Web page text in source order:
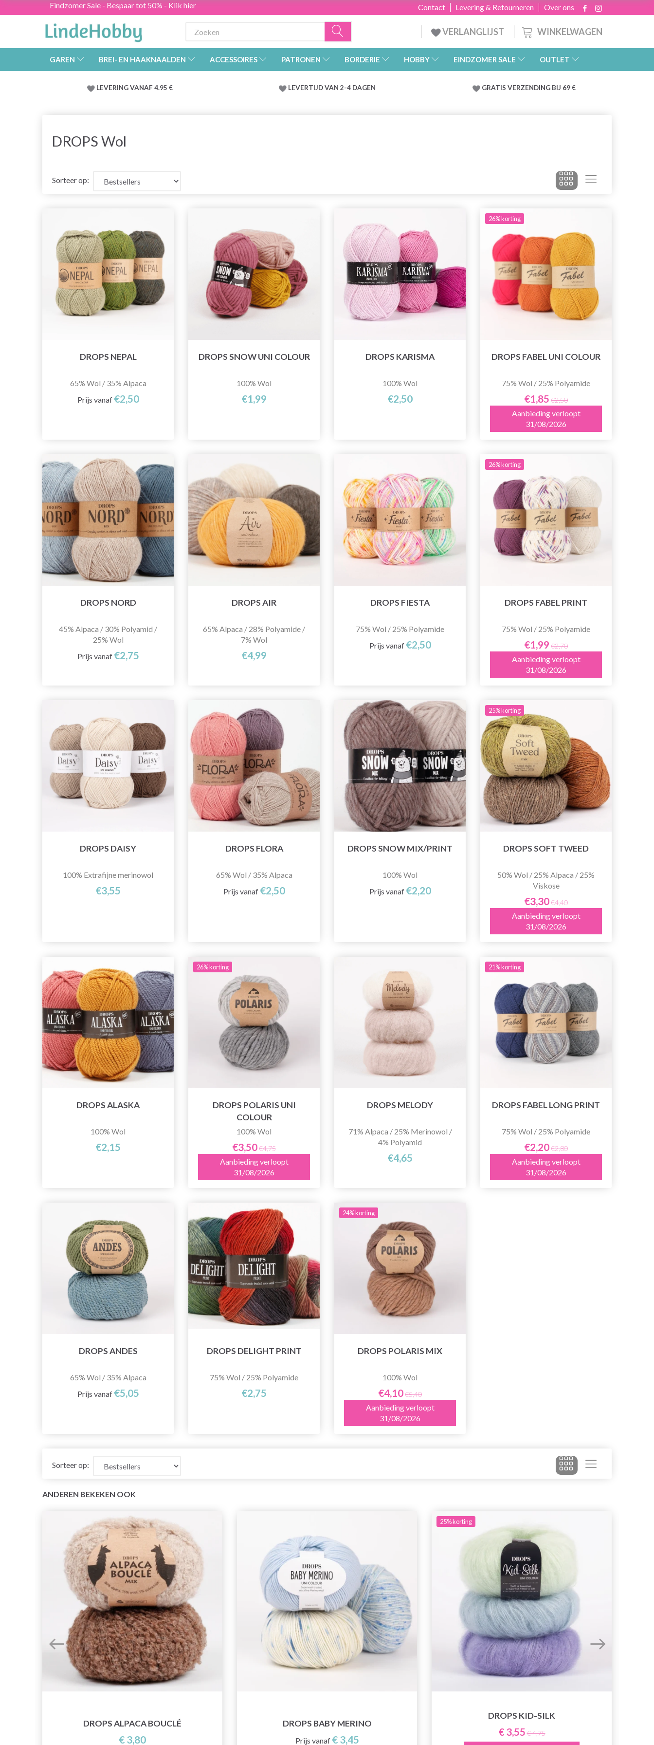
Eindzomer Sale - Bespaar tot 50% - Klik hier Over ons
Levering & Retourneren
Contact
WINKELWAGEN
VERLANGLIJST
GAREN BREI- EN HAAKNAALDEN ACCESSOIRES PATRONEN BORDERIE HOBBY EINDZOMER SALE OUTLET
LEVERING VANAF 4.95 € LEVERTIJD VAN 2-4 DAGEN GRATIS VERZENDING BIJ 69 €
DROPS Wol
Sorteer op:
DROPS NEPAL
65% Wol / 35% Alpaca
Prijs vanaf €2,50
DROPS SNOW UNI COLOUR
100% Wol
€1,99
DROPS KARISMA
100% Wol
€2,50
26% korting
DROPS FABEL UNI COLOUR
75% Wol / 25% Polyamide
€1,85 €2,50
Aanbieding verloopt
31/08/2026
DROPS NORD
45% Alpaca / 30% Polyamid /
25% Wol
Prijs vanaf €2,75
DROPS AIR
65% Alpaca / 28% Polyamide /
7% Wol
€4,99
DROPS FIESTA
75% Wol / 25% Polyamide
Prijs vanaf €2,50
26% korting
DROPS FABEL PRINT
75% Wol / 25% Polyamide
€1,99 €2,70
Aanbieding verloopt
31/08/2026
DROPS DAISY
100% Extrafijne merinowol
€3,55
DROPS FLORA
65% Wol / 35% Alpaca
Prijs vanaf €2,50
DROPS SNOW MIX/PRINT
100% Wol
Prijs vanaf €2,20
25% korting
DROPS SOFT TWEED
50% Wol / 25% Alpaca / 25%
Viskose
€3,30€4,40
Aanbieding verloopt
31/08/2026
DROPS ALASKA
100% Wol
€2,15
26% korting
DROPS POLARIS UNI
COLOUR
100% Wol
€3,50€4,75
Aanbieding verloopt
31/08/2026
DROPS MELODY
71% Alpaca / 25% Merinowol /
4% Polyamid
€4,65
21% korting
DROPS FABEL LONG PRINT
75% Wol / 25% Polyamide
€2,20€2,80
Aanbieding verloopt
31/08/2026
DROPS ANDES
65% Wol / 35% Alpaca
Prijs vanaf €5,05
DROPS DELIGHT PRINT
75% Wol / 25% Polyamide
€2,75
24% korting
DROPS POLARIS MIX
100% Wol
€4,10€5,40
Aanbieding verloopt
31/08/2026
Sorteer op:
ANDEREN BEKEKEN OOK
DROPS ALPACA BOUCLÉ
€ 3,80
DROPS BABY MERINO
Prijs vanaf € 3,45
25%korting
DROPS KID-SILK
€ 3,55 € 4,75